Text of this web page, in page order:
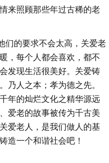
来照顾那些年过古稀的老
的要求不会太高，关爱老
，每个人都会喜欢，都不
发现生活很美好。关爱铸
乃人之本；孝为德之先。
年的灿烂文化之精华源远
爱老的故事被传为千古美
爱老人，是我们做人的基
造一个和谐社会吧！